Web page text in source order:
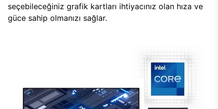
seçebileceğiniz grafik kartları ihtiyacınız olan hıza ve
güce sahip olmanızı sağlar.